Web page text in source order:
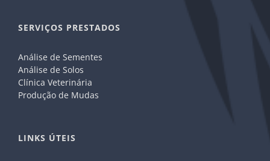
SERVIÇOS PRESTADOS
Análise de Sementes
Análise de Solos
Clínica Veterinária
Produção de Mudas
LINKS ÚTEIS